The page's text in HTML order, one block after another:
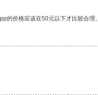
的价格应该在50元以下才比较合理。